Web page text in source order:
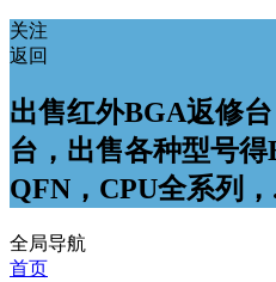
关注
返回
出售红外BGA返修
台，出售各种型号
QFN，CPU全系列，
全局导航
首页